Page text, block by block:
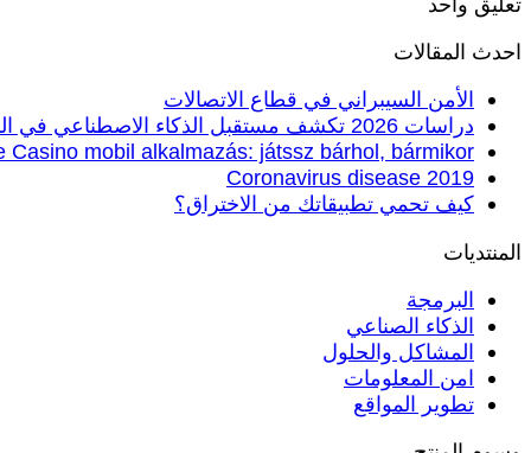
احدث المقالات
الأمن السيبراني في قطاع الاتصالات
دراسات 2026 تكشف مستقبل الذكاء الاصطناعي في الرياضة
Casino mobil alkalmazás: játssz bárhol, bármikor
Coronavirus disease 2019
كيف تحمي تطبيقاتك من الاختراق؟
المنتديات
البرمجة
الذكاء الصناعي
المشاكل والحلول
امن المعلومات
تطوير المواقع